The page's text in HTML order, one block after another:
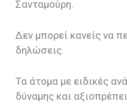
Σανταμούρη.
Δεν μπορεί κανείς να
δηλώσεις.
Τα άτομα με ειδικές
δύναμης και